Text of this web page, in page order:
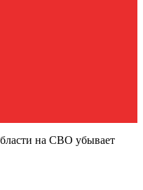
на СВО убывает